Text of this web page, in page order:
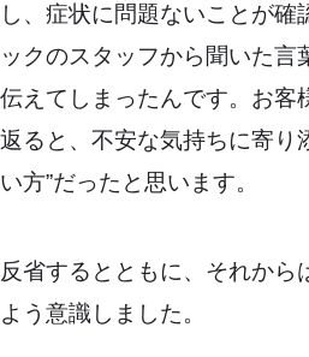
し、症状に問題ないことが確
ックのスタッフから聞いた言
伝えてしまったんです。お客
返ると、不安な気持ちに寄り
い方”だったと思います。
反省するとともに、それから
よう意識しました。